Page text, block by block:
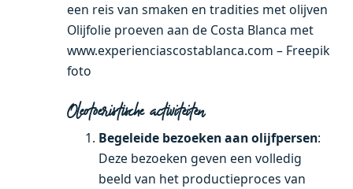
een reis van smaken en tradities met olijven
Olijfolie proeven aan de Costa Blanca met
www.experienciascostablanca.com – Freepik
foto
Oleotoeristische activiteiten
Begeleide bezoeken aan olijfpersen:
Deze bezoeken geven een volledig
beeld van het productieproces van